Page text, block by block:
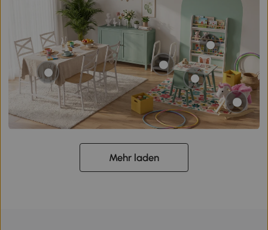
Mehr laden